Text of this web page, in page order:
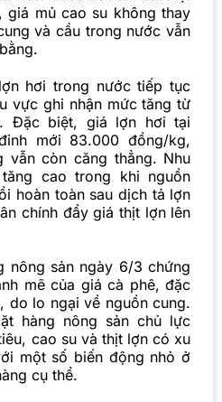
mủ cao su không thay
và cầu trong nước vẫn
hơi trong nước tiếp tục
vực ghi nhận mức tăng từ
Đặc biệt, giá lợn hơi tại
mới 83.000 đồng/kg,
vẫn còn căng thẳng. Nhu
cao trong khi nguồn
hoàn toàn sau dịch tả lợn
chính đẩy giá thịt lợn lên
nông sản ngày 6/3 chứng
mẽ của giá cà phê, đặc
do lo ngại về nguồn cung.
hàng nông sản chủ lực
cao su và thịt lợn có xu
một số biến động nhỏ ở
cụ thể.